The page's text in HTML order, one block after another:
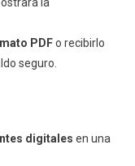
PDFo recibirlo
seguro.
digitales en una